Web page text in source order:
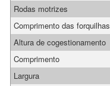
Rodas motrizes
Comprimento das forquilhas
Altura de cogestionamento
Comprimento
Largura